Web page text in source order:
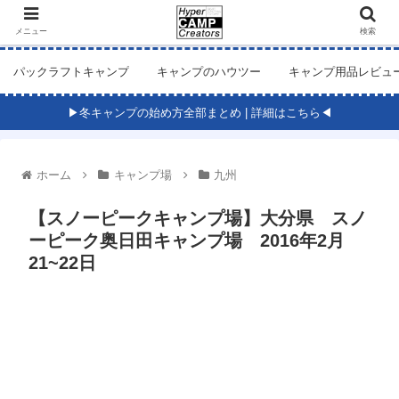
パックラフトキャンプ キャンプのハウツー キャンプ用品レビュ
▶冬キャンプの始め方全部まとめ | 詳細はこちら◀
ホーム キャンプ場 九州
【スノーピークキャンプ場】大分県 スノ
ーピーク奥日田キャンプ場 2016年2月
21~22日
メニュー 検索